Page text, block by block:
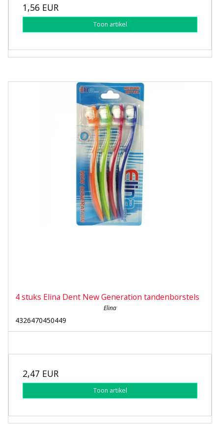
1,56 EUR
Toon artikel
4 stuks Elina Dent New Generation tandenborstels
Elina
4326470450449
2,47 EUR
Toon artikel